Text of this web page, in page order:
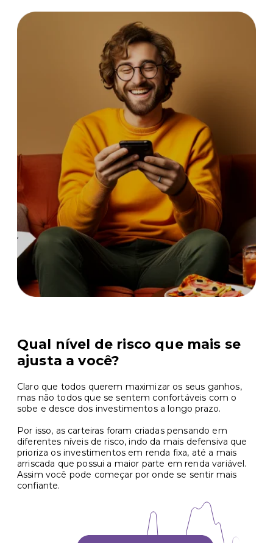
Qual nível de risco que mais se
ajusta a você?
Claro que todos querem maximizar os seus ganhos,
mas não todos que se sentem confortáveis com o
sobe e desce dos investimentos a longo prazo.
Por isso, as carteiras foram criadas pensando em
diferentes níveis de risco, indo da mais defensiva que
prioriza os investimentos em renda fixa, até a mais
arriscada que possui a maior parte em renda variável.
Assim você pode começar por onde se sentir mais
confiante.